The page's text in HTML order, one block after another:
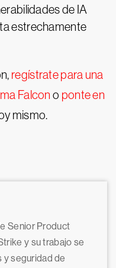
de IA
estrechamente
regístrate para una
Falcon o ponte en
mismo.
Senior Product
y su trabajo se
y seguridad de